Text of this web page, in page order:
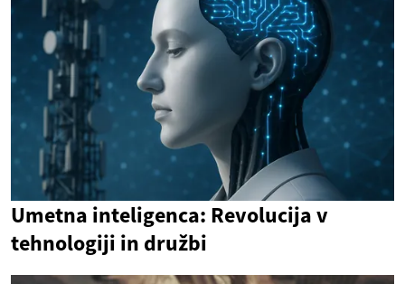
Umetna inteligenca: Revolucija v
tehnologiji in družbi